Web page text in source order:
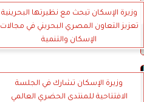
وزيرة الإسكان تبحث مع نظيرتها البحرينية
تعزيز التعاون المصري البحريني في مجالات
الإسكان والتنمية
وزيرة الإسكان تشارك في الجلسة
الافتتاحية للمنتدى الحضري العالمي